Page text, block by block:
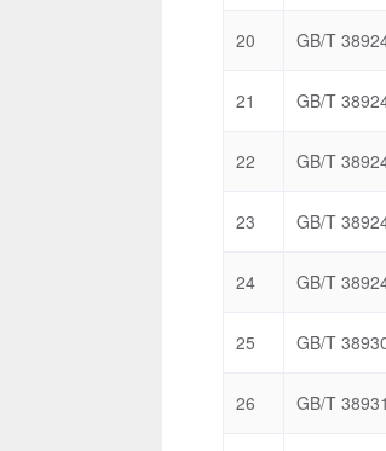
20 GB/T
21 GB/T
22 GB/T
23 GB/T
24 GB/T
25 GB/T
26 GB/T